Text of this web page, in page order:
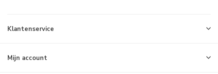
Klantenservice
Mijn account